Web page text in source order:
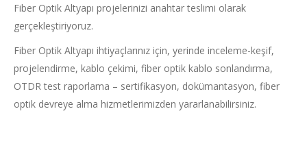
Fiber Optik Altyapı projelerinizi anahtar teslimi olarak
gerçekleştiriyoruz.
Fiber Optik Altyapı ihtiyaçlarınız için, yerinde inceleme-keşif,
projelendirme, kablo çekimi, fiber optik kablo sonlandırma,
OTDR test raporlama – sertifikasyon, dokümantasyon, fiber
optik devreye alma hizmetlerimizden yararlanabilirsiniz.